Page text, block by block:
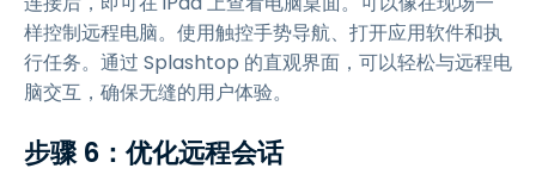
样控制远程电脑。使用触控手势导航、打开应用软件和执
行任务。通过 Splashtop 的直观界面，可以轻松与远程电
脑交互，确保无缝的用户体验。
步骤 6：优化远程会话